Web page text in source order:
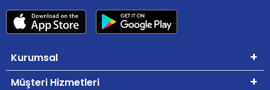
Kurumsal
Müşteri Hizmetleri